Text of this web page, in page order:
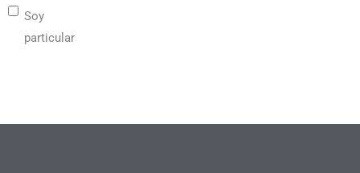
Soy
particular